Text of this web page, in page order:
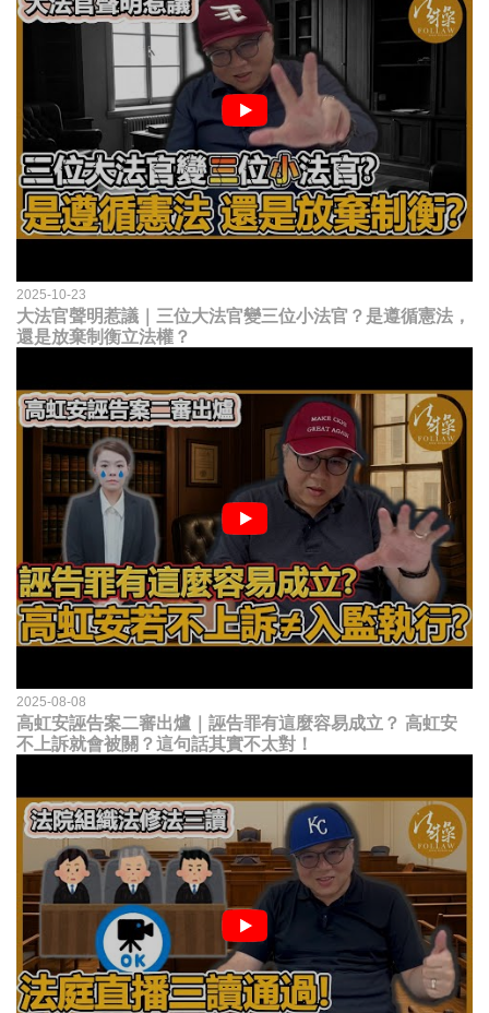
2025-10-23
大法官聲明惹議｜三位大法官變三位小法官？是遵循憲法，
還是放棄制衡立法權？
2025-08-08
高虹安誣告案二審出爐｜誣告罪有這麼容易成立？ 高虹安
不上訴就會被關？這句話其實不太對！